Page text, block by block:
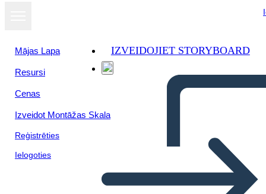
Mājas Lapa
Resursi
Cenas
Izveidot Montāžas Skala
Reģistrēties
Ielogoties
IZVEIDOJIET STORYBOARD